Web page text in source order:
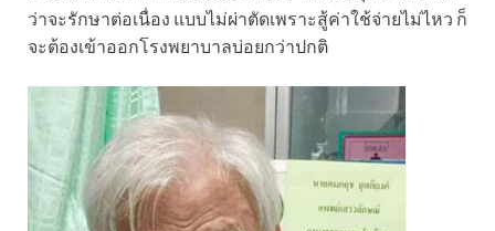
ว่าจะรักษาต่อเนื่อง แบบไม่ผ่าตัดเพราะสู้ค่าใช้จ่ายไม่ไหว ก็
จะต้องเข้าออกโรงพยาบาลบ่อยกว่าปกติ